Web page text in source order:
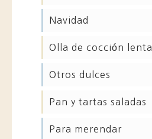
navidad
olla de cocción lenta
otros dulces
pan y tartas saladas
para merendar